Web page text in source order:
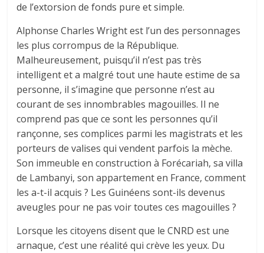
de l’extorsion de fonds pure et simple.
Alphonse Charles Wright est l’un des personnages
les plus corrompus de la République.
Malheureusement, puisqu’il n’est pas très
intelligent et a malgré tout une haute estime de sa
personne, il s’imagine que personne n’est au
courant de ses innombrables magouilles. Il ne
comprend pas que ce sont les personnes qu’il
rançonne, ses complices parmi les magistrats et les
porteurs de valises qui vendent parfois la mèche.
Son immeuble en construction à Forécariah, sa villa
de Lambanyi, son appartement en France, comment
les a-t-il acquis ? Les Guinéens sont-ils devenus
aveugles pour ne pas voir toutes ces magouilles ?
Lorsque les citoyens disent que le CNRD est une
arnaque, c’est une réalité qui crève les yeux. Du